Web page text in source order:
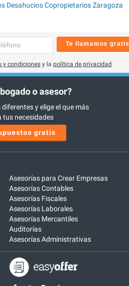
Desahucios Copropietarios Zaragoza
Te llamamos gratis
y condicionesy la política de privacidad
o asesor?
y elige el que más
tus necesidades
gratis
Asesorías para Crear Empresas
Asesorías Contables
Asesorías Fiscales
Asesorías Laborales
Asesorías Mercantiles
Auditorías
Asesorías Administrativas